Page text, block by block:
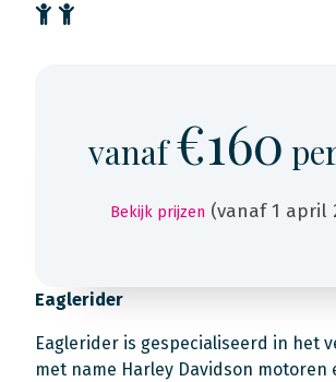
vanaf€160
Bekijk prijzen (vanaf 1 april
Eaglerider
Eaglerider is gespecialiseerd in het
met name Harley Davidson motoren